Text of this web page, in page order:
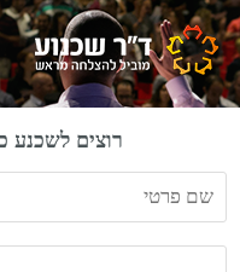
Skip
to
main
Skip
to
primary
Skip
to
footer
רוצים לשכנע